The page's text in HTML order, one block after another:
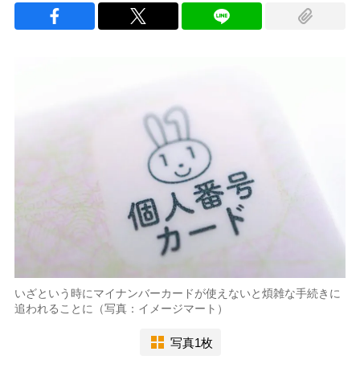
いざという時にマイナンバーカードが使えないと煩雑な手続きに
追われることに（写真：イメージマート）
写真1枚